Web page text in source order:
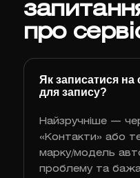
про
Як записатися на
для запису?
Найзручніше —
«Контакти» або
марку/модель
проблему та